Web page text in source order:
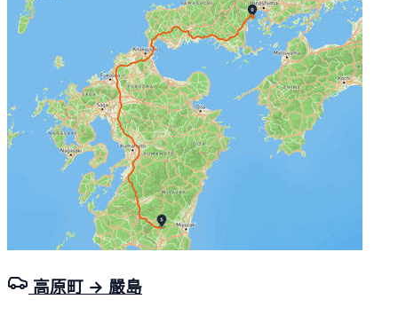
高原町 → 嚴島